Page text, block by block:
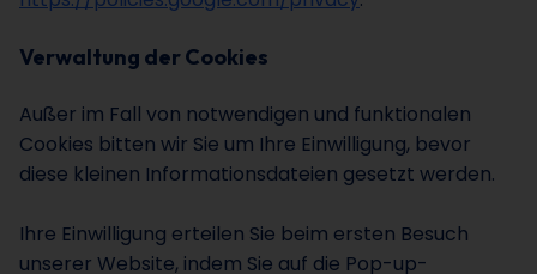
Verwaltung der Cookies
Außer im Fall von notwendigen und funktionalen
Cookies bitten wir Sie um Ihre Einwilligung, bevor
diese kleinen Informationsdateien gesetzt werden.
Ihre Einwilligung erteilen Sie beim ersten Besuch
unserer Website, indem Sie auf die Pop-up-